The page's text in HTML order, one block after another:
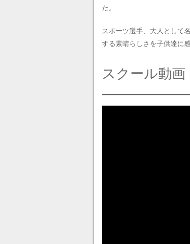
た。
スポーツ選手、大人として
する素晴らしさを子供達に
スクール動画